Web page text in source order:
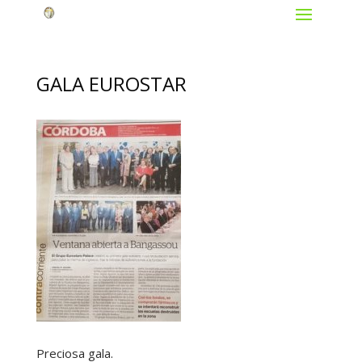
GALA EUROSTAR
Preciosa gala.